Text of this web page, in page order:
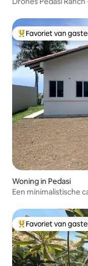
Topfavoriet van
Favoriet van
Woning in Pedasi
Een minimalistische
Topfavoriet van
Favoriet van